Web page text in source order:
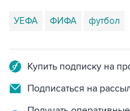
УЕФА ФИФА футбол
Купить подписку на
Подписаться на